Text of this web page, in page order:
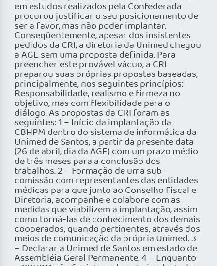
em estudos realizados pela Confederada
procurou justificar o seu posicionamento de
ser a favor, mas não poder implantar.
Conseqüentemente, apesar dos insistentes
pedidos da CRI, a diretoria da Unimed chegou
a AGE sem uma proposta definida. Para
preencher este provável vácuo, a CRI
preparou suas próprias propostas baseadas,
principalmente, nos seguintes princípios:
Responsabilidade, realismo e firmeza no
objetivo, mas com flexibilidade para o
diálogo. As propostas da CRI foram as
seguintes: 1 – Início da implantação da
CBHPM dentro do sistema de informática da
Unimed de Santos, a partir da presente data
(26 de abril, dia da AGE) com um prazo médio
de três meses para a conclusão dos
trabalhos. 2 – Formação de uma sub-
comissão com representantes das entidades
médicas para que junto ao Conselho Fiscal e
Diretoria, acompanhe e colabore com as
medidas que viabilizem a implantação, assim
como torná-las de conhecimento dos demais
cooperados, quando pertinentes, através dos
meios de comunicação da própria Unimed. 3
– Declarar a Unimed de Santos em estado de
Assembléia Geral Permanente. 4 – Enquanto